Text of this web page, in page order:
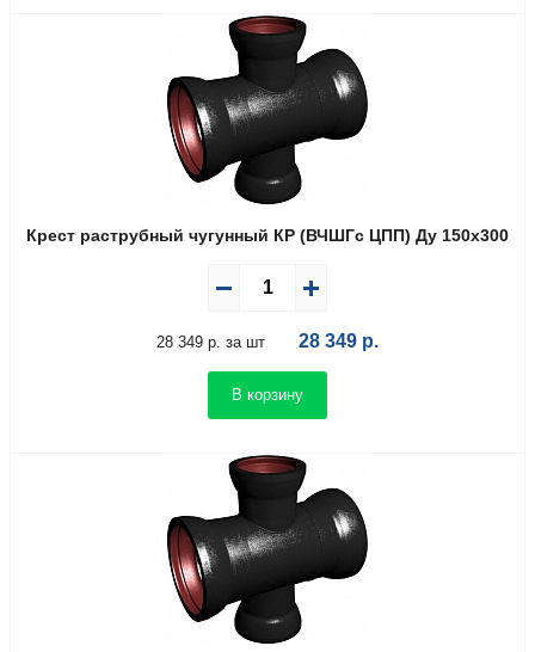
Крест раструбный чугунный КР (ВЧШГс ЦПП) Ду 150х300
28 349 р. за шт 28 349 р.
В корзину